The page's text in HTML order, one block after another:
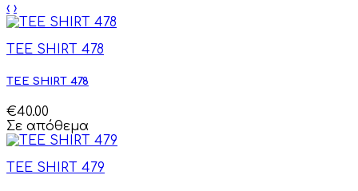
‹ ›
TEE SHIRT 478
TEE SHIRT 478
€40.00
Σε απόθεμα
TEE SHIRT 479